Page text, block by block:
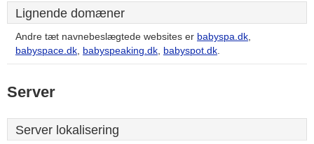
Lignende domæner
Andre tæt navnebeslægtede websites er babyspa.dk,
babyspace.dk, babyspeaking.dk, babyspot.dk.
Server
Server lokalisering